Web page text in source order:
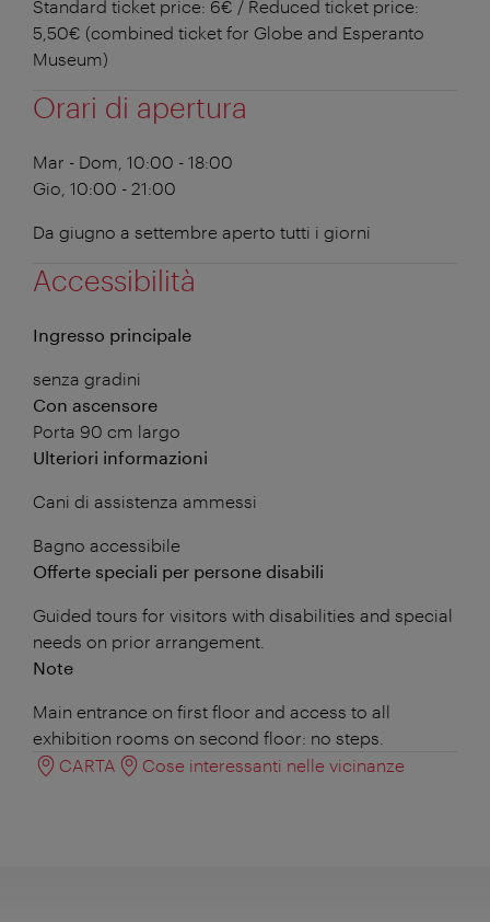
Standard ticket price: 6€ / Reduced ticket price:
5,50€ (combined ticket for Globe and Esperanto
Museum)
Orari di apertura
Mar - Dom, 10:00 - 18:00
Gio, 10:00 - 21:00
Da giugno a settembre aperto tutti i giorni
Accessibilità
Ingresso principale
senza gradini
Con ascensore
Porta 90 cm largo
Ulteriori informazioni
Cani di assistenza ammessi
Bagno accessibile
Offerte speciali per persone disabili
Guided tours for visitors with disabilities and special
needs on prior arrangement.
Note
Main entrance on first floor and access to all
exhibition rooms on second floor: no steps.
CARTA
Cose interessanti nelle vicinanze